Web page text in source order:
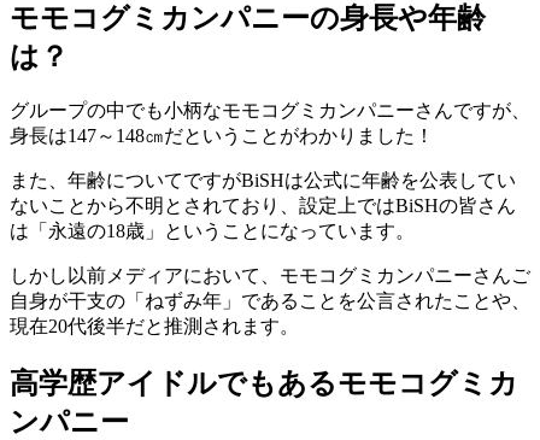
モモコグミカンパニーの身長や年齢
は？
グループの中でも小柄なモモコグミカンパニーさんですが、
身長は147～148㎝だということがわかりました！
また、年齢についてですがBiSHは公式に年齢を公表してい
ないことから不明とされており、設定上ではBiSHの皆さん
は「永遠の18歳」ということになっています。
しかし以前メディアにおいて、モモコグミカンパニーさんご
自身が干支の「ねずみ年」であることを公言されたことや、
現在20代後半だと推測されます。
高学歴アイドルでもあるモモコグミカ
ンパニー